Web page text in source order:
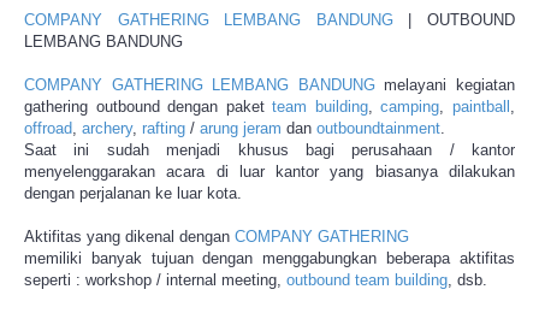
COMPANY GATHERING LEMBANG BANDUNG| OUTBOUND
LEMBANG BANDUNG
COMPANY GATHERING LEMBANG BANDUNGmelayani kegiatan
gathering outbound dengan paketteam building,camping,paintball ,
offroad, archery, rafting / arung jeram dan outboundtainment.
Saat ini sudah menjadi khusus bagi perusahaan / kantor
menyelenggarakan acara di luar kantor yang biasanya dilakukan
dengan perjalanan ke luar kota.
Aktifitas yang dikenal dengan COMPANY GATHERING
memiliki banyak tujuan dengan menggabungkan beberapa aktifitas
seperti : workshop / internal meeting, outbound team building, dsb.